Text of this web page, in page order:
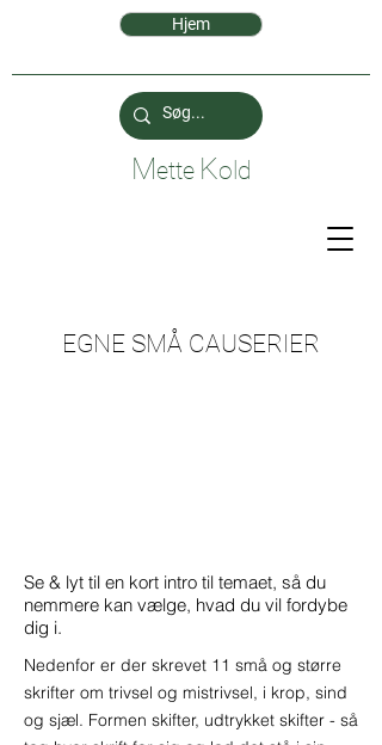
Hjem
Mette Kold
EGNE SMÅ CAUSERIER
Se & lyt til en kort intro til temaet, så du
nemmere kan vælge, hvad du vil fordybe
dig i.
Nedenfor er der skrevet 11 små og større
skrifter om trivsel og mistrivsel, i krop, sind
og sjæl. Formen skifter, udtrykket skifter - så